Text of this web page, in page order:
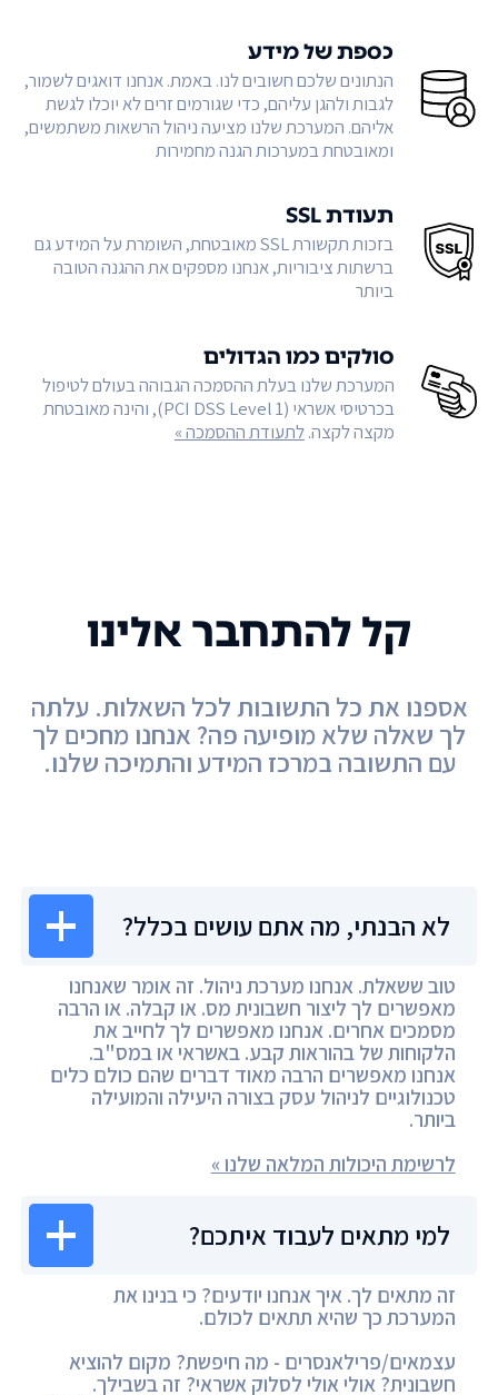
כספת של מידע
הנתונים שלכם חשובים לנו. באמת. אנחנו דואגים לשמור,
לגבות ולהגן עליהם, כדי שגורמים זרים לא יוכלו לגשת
אליהם. המערכת שלנו מציעה ניהול הרשאות משתמשים,
ומאובטחת במערכות הגנה מחמירות
תעודת SSL
בזכות תקשורת SSL מאובטחת, השומרת על המידע גם
ברשתות ציבוריות, אנחנו מספקים את ההגנה הטובה
ביותר
סולקים כמו הגדולים
המערכת שלנו בעלת ההסמכה הגבוהה בעולם לטיפול
בכרטיסי אשראי (PCI DSS Level 1), והינה מאובטחת
מקצה לקצה.לתעודת ההסמכה »
לא הבנתי, מה אתם עושים בכלל?
טוב ששאלת. אנחנו מערכת ניהול. זה אומר שאנחנו
מאפשרים לך ליצור חשבונית מס. או קבלה. או הרבה
מסמכים אחרים. אנחנו מאפשרים לך לחייב את
הלקוחות של בהוראות קבע. באשראי או במס"ב.
אנחנו מאפשרים הרבה מאוד דברים שהם כולם כלים
טכנולוגיים לניהול עסק בצורה היעילה והמועילה
ביותר.
לרשימת היכולות המלאה שלנו »
למי מתאים לעבוד איתכם?
זה מתאים לך. איך אנחנו יודעים? כי בנינו את
המערכת כך שהיא תתאים לכולם.
עצמאים/פרילאנסרים - מה חיפשת? מקום להוציא
חשבונית? אולי אולי לסלוק אשראי? זה בשבילך.
קל להתחבר אלינו
אספנו את כל התשובות לכל השאלות. עלתה
לך שאלה שלא מופיעה פה? אנחנו מחכים לך
עם התשובה במרכז המידע והתמיכה שלנו.